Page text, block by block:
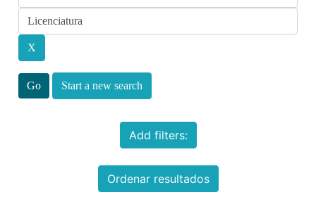
Start a new search
Add filters:
Ordenar resultados